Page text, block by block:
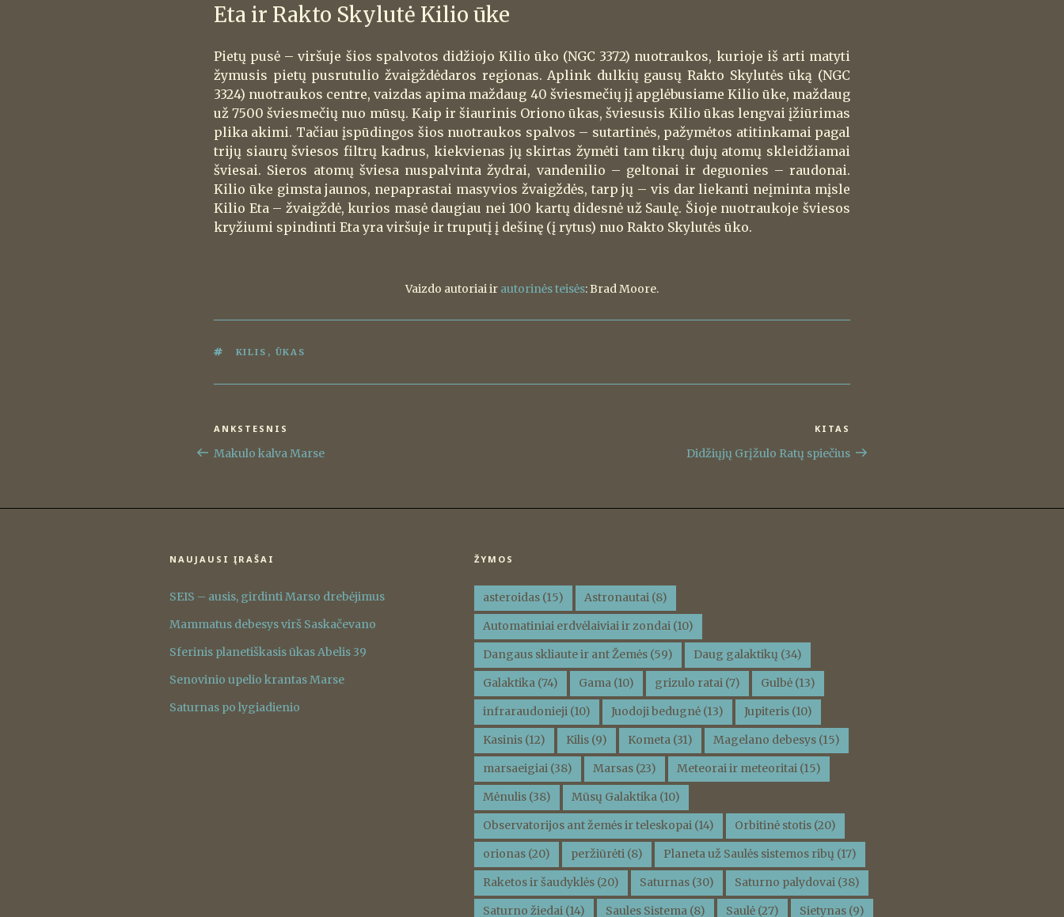
Eta ir Rakto Skylutė Kilio ūke
Pietų pusė – viršuje šios spalvotos didžiojo Kilio ūko (NGC 3372) nuotraukos, kurioje iš arti matyti
žymusis pietų pusrutulio žvaigždėdaros regionas. Aplink dulkių gausų Rakto Skylutės ūką (NGC
3324) nuotraukos centre, vaizdas apima maždaug 40 šviesmečių jį apglėbusiame Kilio ūke, maždaug
už 7500 šviesmečių nuo mūsų. Kaip ir šiaurinis Oriono ūkas, šviesusis Kilio ūkas lengvai įžiūrimas
plika akimi. Tačiau įspūdingos šios nuotraukos spalvos – sutartinės, pažymėtos atitinkamai pagal
trijų siaurų šviesos filtrų kadrus, kiekvienas jų skirtas žymėti tam tikrų dujų atomų skleidžiamai
šviesai. Sieros atomų šviesa nuspalvinta žydrai, vandenilio – geltonai ir deguonies – raudonai.
Kilio ūke gimsta jaunos, nepaprastai masyvios žvaigždės, tarp jų – vis dar liekanti neįminta mįsle
Kilio Eta – žvaigždė, kurios masė daugiau nei 100 kartų didesnė už Saulę. Šioje nuotraukoje šviesos
kryžiumi spindinti Eta yra viršuje ir truputį į dešinę (į rytus) nuo Rakto Skylutės ūko.
Vaizdo autoriai ir autorinės teisės: Brad Moore.
ŽYMOS
KILIS , ŪKAS
Navigacija
tarp
Ankstesnis
įrašas
ANKSTESNIS
Makulo kalva Marse
įrašas
KITAS
Didžiųjų Grįžulo Ratų spiečius
NAUJAUSI ĮRAŠAI
SEIS – ausis, girdinti Marso drebėjimus
Mammatus debesys virš Saskačevano
Sferinis planetiškasis ūkas Abelis 39
Senovinio upelio krantas Marse
Saturnas po lygiadienio
ŽYMOS
asteroidas(15) Astronautai(8)
Automatiniai erdvėlaiviai ir zondai(10)
Dangaus skliaute ir ant Žemės(59) Daug galaktikų (34)
Galaktika(74) Gama(10) grizulo ratai(7) Gulbė(13)
infraraudonieji(10) Juodoji bedugnė(13) Jupiteris(10)
Kasinis(12) Kilis(9) Kometa(31) Magelano debesys(15)
marsaeigiai(38) Marsas(23) Meteorai ir meteoritai(15)
Mėnulis(38) Mūsų Galaktika(10)
Observatorijos ant žemės ir teleskopai(14) Orbitinė stotis(20)
orionas(20) peržiūrėti(8) Planeta už Saulės sistemos ribų (17)
Raketos ir šaudyklės(20) Saturnas(30) Saturno palydovai(38)
Saturno žiedai(14) Saules Sistema(8) Saulė(27) Sietynas(9)